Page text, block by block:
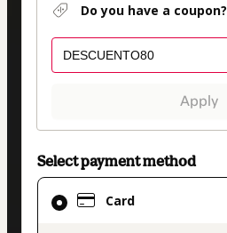
Do you have a coupon?
Apply
Select payment method
Card
Card
selected